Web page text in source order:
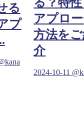
アプローチ
方法をご紹
2024-10-11 @kana